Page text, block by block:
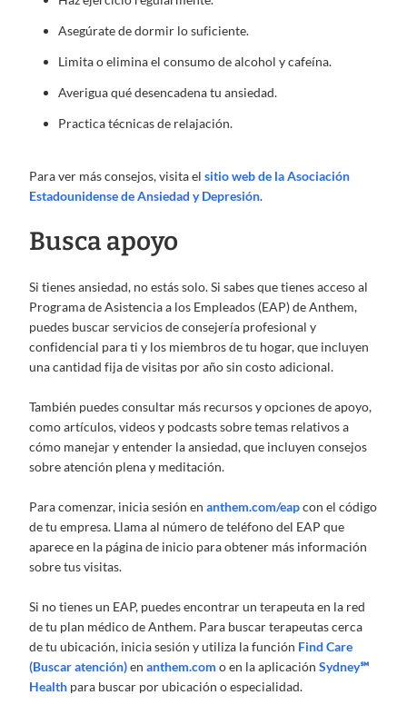
Asegúrate de dormir lo suficiente.
Limita o elimina el consumo de alcohol y cafeína.
Averigua qué desencadena tu ansiedad.
Practica técnicas de relajación.
Para ver más consejos, visita el sitio web de la Asociación
Estadounidense de Ansiedad y Depresión.
Busca apoyo
Si tienes ansiedad, no estás solo. Si sabes que tienes acceso al
Programa de Asistencia a los Empleados (EAP) de Anthem,
puedes buscar servicios de consejería profesional y
confidencial para ti y los miembros de tu hogar, que incluyen
una cantidad fija de visitas por año sin costo adicional.
También puedes consultar más recursos y opciones de apoyo,
como artículos, videos y podcasts sobre temas relativos a
cómo manejar y entender la ansiedad, que incluyen consejos
sobre atención plena y meditación.
Para comenzar, inicia sesión en anthem.com/eapcon el código
de tu empresa. Llama al número de teléfono del EAP que
aparece en la página de inicio para obtener más información
sobre tus visitas.
Si no tienes un EAP, puedes encontrar un terapeuta en la red
de tu plan médico de Anthem. Para buscar terapeutas cerca
de tu ubicación, inicia sesión y utiliza la función Find Care
(Buscar atención)en anthem.com o en la aplicación Sydney℠
Health para buscar por ubicación o especialidad.